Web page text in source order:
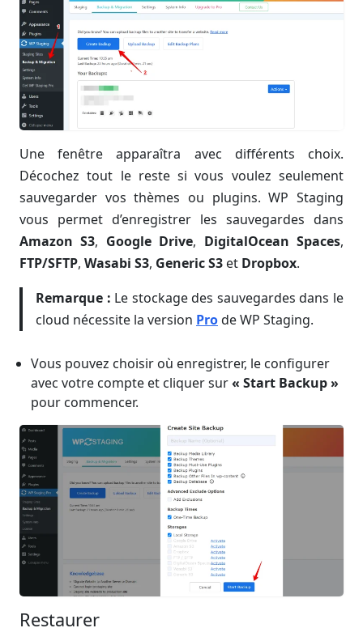
Une fenêtre apparaîtra avec différents choix.
Décochez tout le reste si vous voulez seulement
sauvegarder vos thèmes ou plugins. WP Staging
vous permet d’enregistrer les sauvegardes dans
Amazon S3, Google Drive, DigitalOcean Spaces,
FTP/SFTP, Wasabi S3, Generic S3 et Dropbox.
Remarque : Le stockage des sauvegardes dans le
cloud nécessite la version Prode WP Staging.
Vous pouvez choisir où enregistrer, le configurer
avec votre compte et cliquer sur« Start Backup »
pour commencer.
Restaurer